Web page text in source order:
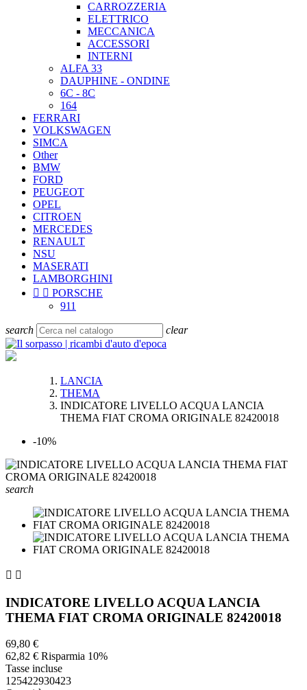
CARROZZERIA
ELETTRICO
MECCANICA
ACCESSORI
INTERNI
ALFA 33
DAUPHINE - ONDINE
6C - 8C
164
FERRARI
VOLKSWAGEN
SIMCA
Other
BMW
FORD
PEUGEOT
OPEL
CITROEN
MERCEDES
RENAULT
NSU
MASERATI
LAMBORGHINI
  PORSCHE
911
search clear
LANCIA
THEMA
INDICATORE LIVELLO ACQUA LANCIA
THEMA FIAT CROMA ORIGINALE 82420018
-10%
search
 
INDICATORE LIVELLO ACQUA LANCIA
THEMA FIAT CROMA ORIGINALE 82420018
69,80 €
62,82 € Risparmia 10%
Tasse incluse
125422930423